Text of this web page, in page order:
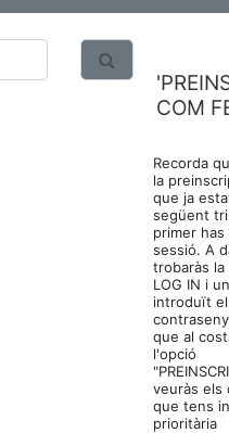
COM
Recorda
la
que ja
següent
primer
sessió. A
trobaràs la
LOG IN i
introduït
que al
l'opció
veuràs els
que tens
prioritària